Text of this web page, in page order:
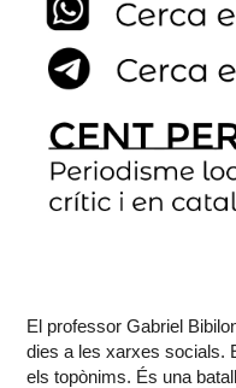
El professor Gabriel
dies a les xarxes socials.
els topònims. És una